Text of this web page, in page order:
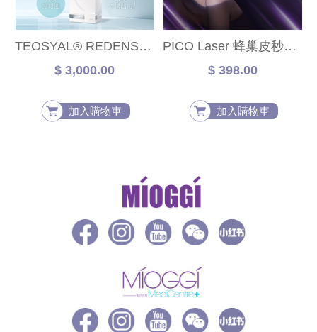
TEOSYAL® REDENSITY 2 熊貓針
$ 3,000.00
加入購物車
PICO Laser 蜂巢皮秒激光科技 送CO2注水嫩白面膜
$ 398.00
加入購物車